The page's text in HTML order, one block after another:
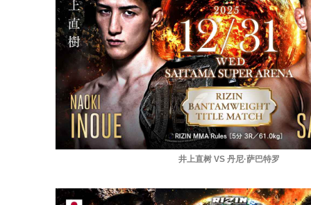
井上直树 VS 丹尼·萨巴特罗